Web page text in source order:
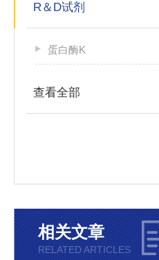
R＆D试剂
蛋白酶K
查看全部
相关文章
RELATED ARTICLES